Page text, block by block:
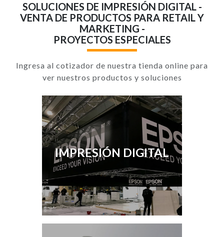
SOLUCIONES DE IMPRESIÓN DIGITAL -
VENTA DE PRODUCTOS PARA RETAIL Y
MARKETING -
PROYECTOS ESPECIALES
Ingresa al cotizador de nuestra tienda online para
ver nuestros productos y soluciones
IMPRESIÓN DIGITAL